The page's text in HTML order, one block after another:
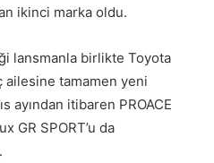
ikinci marka oldu.
lansmanla birlikte Toyota
tamamen yeni
ayından itibaren PROACE
GR SPORT’u da